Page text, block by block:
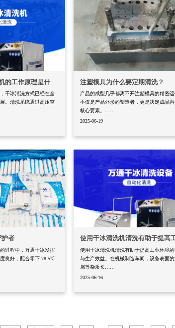
的工作原理是什
干冰清洗方式已经在全
。清洗系统通过高压空
注塑模具为什么要定期清洗？​
产品的成型几乎都离不开注塑模具的精密
不仅是产品外形的塑造者，更是决定成品
核心要素。……
2025-06-19
者
过程中，万通干冰发挥
良好，配合零下 78.5℃
使用干冰清洗机清洗有助于提高
使用干冰清洗机清洗有助于提高工业环境
与生产效益。在机械制造车间，设备表面
屑等杂质长……
2025-06-16